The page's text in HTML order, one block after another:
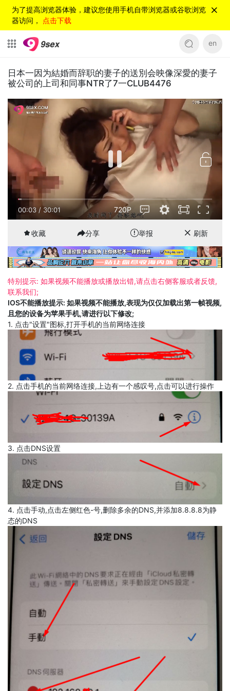
为了提高浏览器体验，建议您使用手机自带浏览器或谷歌浏览
器访问， 点击下载
en
日本一因为結婚而辞职的妻子的送別会映像深愛的妻子
被公司的上司和同事NTR了7一CLUB4476
00:03/ 30:01 720P
收藏 分享 举报 刷新
特别提示: 如果视频不能播放或播放出错,请点击右侧客服或者反馈,
联系我们;
IOS不能播放提示: 如果视频不能播放,表现为仅仅加载出第一帧视频,
且您的设备为苹果手机,请进行以下修改;
1. 点击"设置"图标,打开手机的当前网络连接
2. 点击手机的当前网络连接,上边有一个感叹号,点击可以进行操作
3. 点击DNS设置
4. 点击手动,点击左侧红色-号,删除多余的DNS,并添加8.8.8.8为静
态的DNS